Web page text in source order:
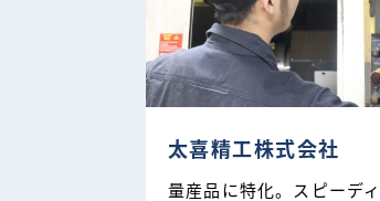
太喜精工株式会社
量産品に特化。スピーデ